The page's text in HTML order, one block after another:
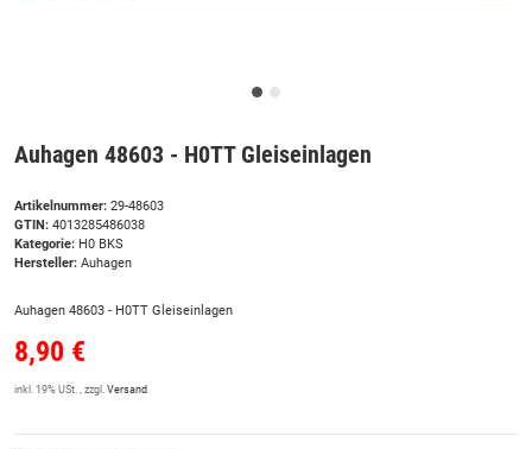
Auhagen 48603 - H0TT Gleiseinlagen
Artikelnummer: 29-48603
GTIN: 4013285486038
Kategorie: H0 BKS
Hersteller: Auhagen
Auhagen 48603 - H0TT Gleiseinlagen
8,90 €
inkl. 19% USt. , zzgl. Versand